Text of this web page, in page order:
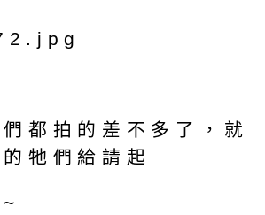
都拍的差不多了，就
牠們給請起